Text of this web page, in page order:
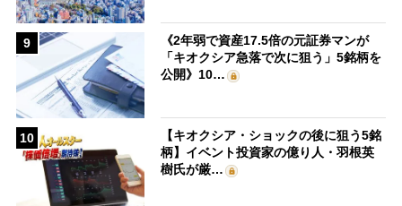
9
《2年弱で資産17.5倍の元証券マンが
「キオクシア急落で次に狙う」5銘柄を
公開》10…
10
【キオクシア・ショックの後に狙う5銘
柄】イベント投資家の億り人・羽根英
樹氏が厳…